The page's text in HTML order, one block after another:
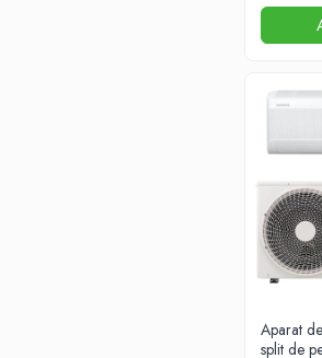
Aparat
split de